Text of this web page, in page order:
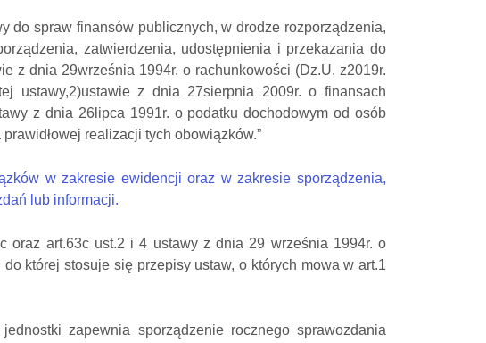
do spraw finansów publicznych, w drodze rozporządzenia,
zatwierdzenia, udostępnienia i przekazania do
z dnia 29września 1994r. o rachunkowości (Dz.U. z2019r.
ustawy,2)ustawie z dnia 27sierpnia 2009r. o finansach
z dnia 26lipca 1991r. o podatku dochodowym od osób
realizacji tych obowiązków.”
w zakresie ewidencji oraz w zakresie sporządzenia,
lub informacji.
oraz art.63c ust.2 i 4 ustawy z dnia 29 września 1994r. o
której stosuje się przepisy ustaw, o których mowa w art.1
zapewnia sporządzenie rocznego sprawozdania